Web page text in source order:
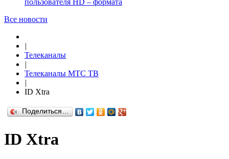
пользователя HD – формата
Все новости
|
Телеканалы
|
Телеканалы МТС ТВ
|
ID Xtra
Поделиться…
ID Xtra